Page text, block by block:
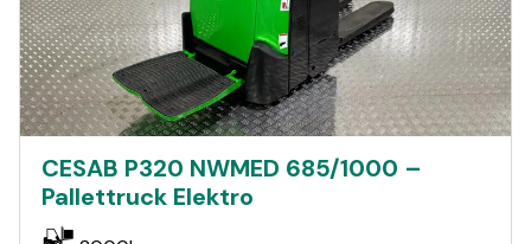
CESAB P320 NWMED 685/1000 –
Pallettruck Elektro